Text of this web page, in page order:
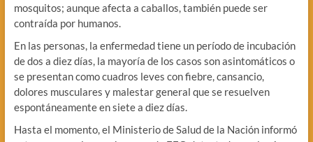
mosquitos; aunque afecta a caballos, también puede ser
contraída por humanos.
En las personas, la enfermedad tiene un período de incubación
de dos a diez días, la mayoría de los casos son asintomáticos o
se presentan como cuadros leves con fiebre, cansancio,
dolores musculares y malestar general que se resuelven
espontáneamente en siete a diez días.
Hasta el momento, el Ministerio de Salud de la Nación informó